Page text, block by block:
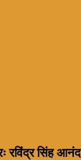
रविंद्र सिंह आनंद